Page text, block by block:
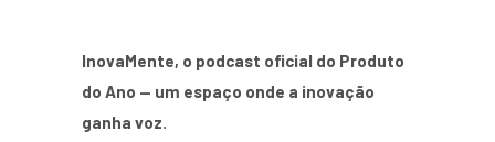
InovaMente, o podcast oficial do Produto
do Ano — um espaço onde a inovação
ganha voz.